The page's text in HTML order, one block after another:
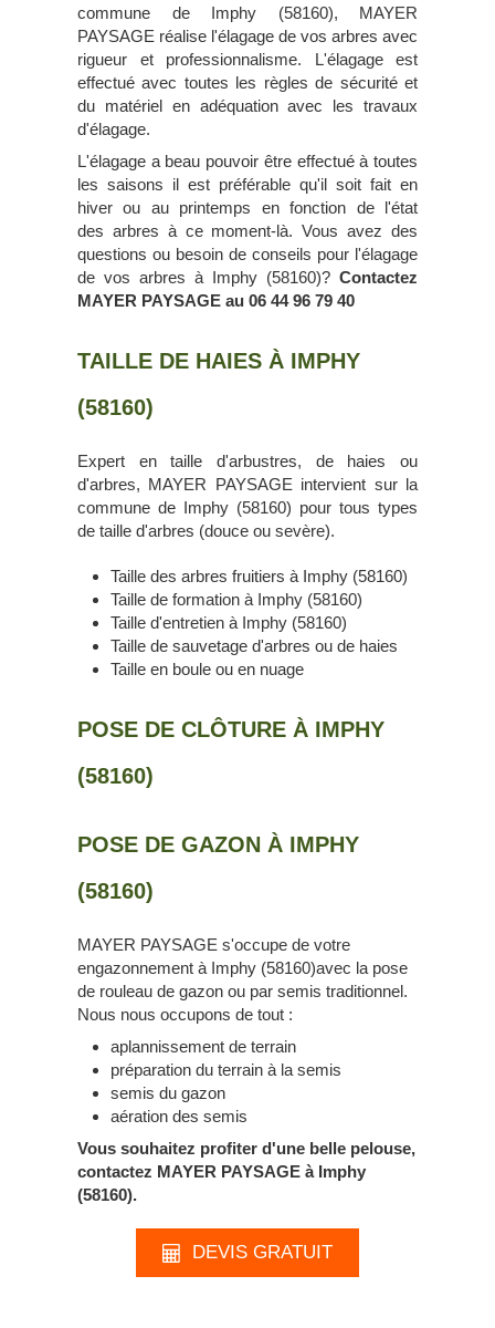
commune de Imphy (58160), MAYER
PAYSAGE réalise l'élagage de vos arbres avec
rigueur et professionnalisme. L'élagage est
effectué avec toutes les règles de sécurité et
du matériel en adéquation avec les travaux
d'élagage.
L'élagage a beau pouvoir être effectué à toutes
les saisons il est préférable qu'il soit fait en
hiver ou au printemps en fonction de l'état
des arbres à ce moment-là. Vous avez des
questions ou besoin de conseils pour l'élagage
de vos arbres à Imphy (58160)? Contactez
MAYER PAYSAGE au 06 44 96 79 40
TAILLE DE HAIES À IMPHY
(58160)
Expert en taille d'arbustres, de haies ou
d'arbres, MAYER PAYSAGE intervient sur la
commune de Imphy (58160) pour tous types
de taille d'arbres (douce ou sevère).
Taille des arbres fruitiers à Imphy (58160)
Taille de formation à Imphy (58160)
Taille d'entretien à Imphy (58160)
Taille de sauvetage d'arbres ou de haies
Taille en boule ou en nuage
POSE DE CLÔTURE À IMPHY
(58160)
POSE DE GAZON À IMPHY
(58160)
MAYER PAYSAGE s'occupe de votre
engazonnement à Imphy (58160)avec la pose
de rouleau de gazon ou par semis traditionnel.
Nous nous occupons de tout :
aplannissement de terrain
préparation du terrain à la semis
semis du gazon
aération des semis
Vous souhaitez profiter d'une belle pelouse,
contactez MAYER PAYSAGE à Imphy
(58160).
DEVIS GRATUIT